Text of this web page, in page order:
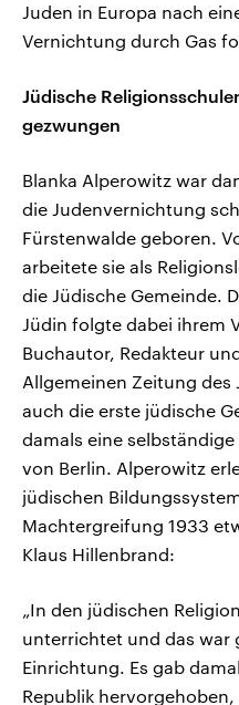
Juden in Europa nach
Vernichtung durch Gas
Jüdische
gezwungen
Blanka Alperowitz war
die Judenvernichtung
Fürstenwalde geboren.
arbeitete sie als
die Jüdische Gemeinde.
Jüdin folgte dabei ihrem
Buchautor, Redakteur
Allgemeinen Zeitung
auch die erste jüdische
damals eine
von Berlin. Alperowitz
jüdischen
Machtergreifung 1933
Klaus Hillenbrand:
„In den jüdischen
unterrichtet und das war
Einrichtung. Es gab
Republik